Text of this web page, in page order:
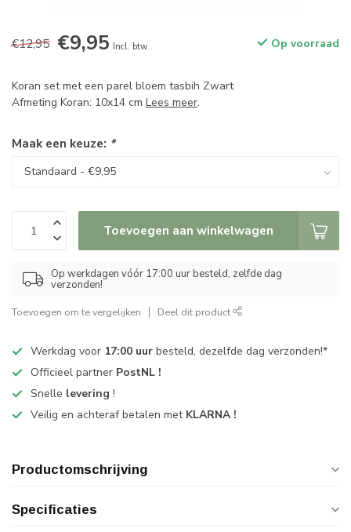
€12,95 €9,95 Incl. btw Op voorraad
Koran set met een parel bloem tasbih Zwart
Afmeting Koran: 10x14 cm Lees meer.
Maak een keuze: *
Toevoegen aan winkelwagen
Op werkdagen vóór 17:00 uur besteld, zelfde dag
verzonden!
Toevoegen om te vergelijken Deel dit product
Werkdag voor 17:00 uur besteld, dezelfde dag verzonden!*
Officieel partner PostNL !
Snelle levering !
Veilig en achteraf betalen met KLARNA !
Productomschrijving
Specificaties